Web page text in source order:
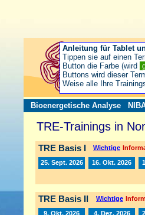
Bioenergetische Analyse
TRE-Trainings in
TRE Basis I Wichtige
25. Sept. 2026 16. Okt. 2026
TRE Basis II Wichtige
9. Okt. 2026 4. Dez. 2026
Anleitung für Tablet
Tippen sie auf einen
Button die Farbe (wird
Buttons wird dieser
Weise alle Ihre